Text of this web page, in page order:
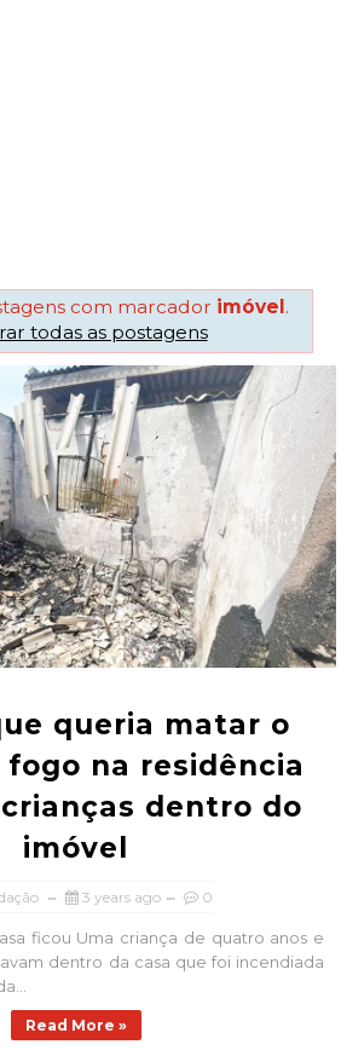
com marcador imóvel .
todas as postagens
queria matar o
na residência
dentro do
imóvel
3 years ago 0
ficou Uma criança de quatro anos e
dentro da casa que foi incendiada
Read More »